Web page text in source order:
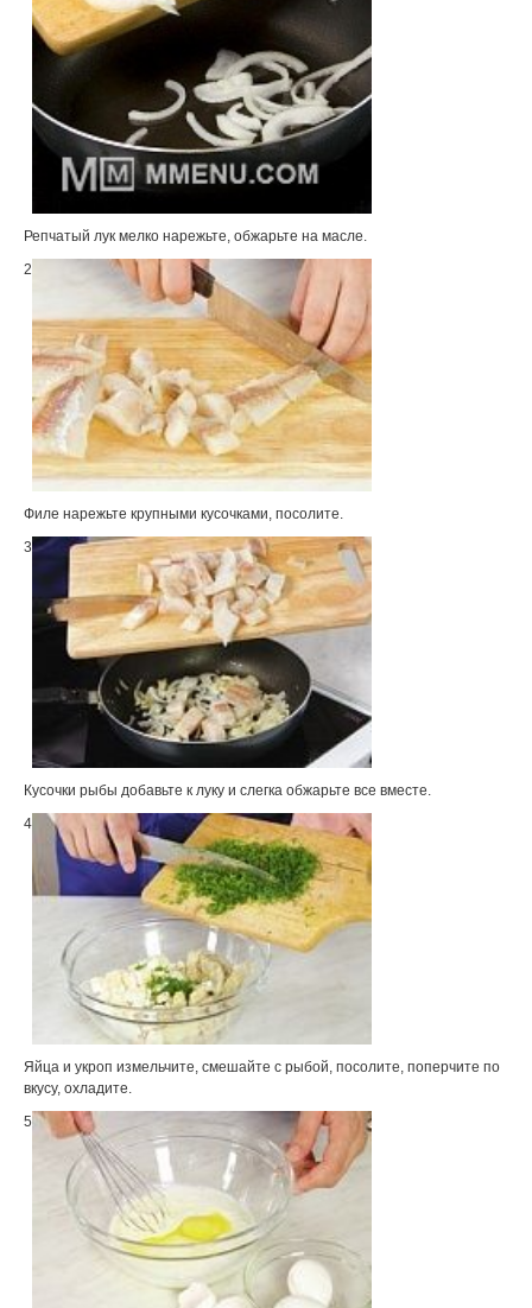
Репчатый лук мелко нарежьте, обжарьте на масле.
2
Филе нарежьте крупными кусочками, посолите.
3
Кусочки рыбы добавьте к луку и слегка обжарьте все вместе.
4
Яйца и укроп измельчите, смешайте с рыбой, посолите, поперчите по
вкусу, охладите.
5